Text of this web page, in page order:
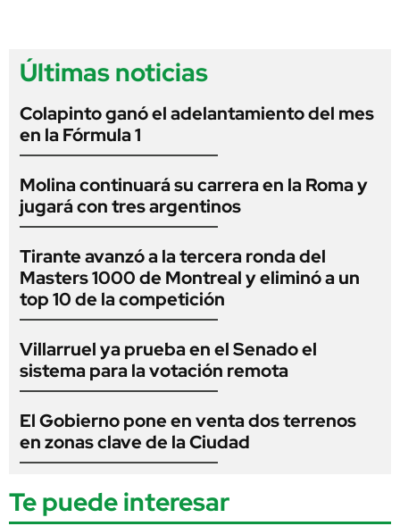
Últimas noticias
Colapinto ganó el adelantamiento del mes
en la Fórmula 1
Molina continuará su carrera en la Roma y
jugará con tres argentinos
Tirante avanzó a la tercera ronda del
Masters 1000 de Montreal y eliminó a un
top 10 de la competición
Villarruel ya prueba en el Senado el
sistema para la votación remota
El Gobierno pone en venta dos terrenos
en zonas clave de la Ciudad
Te puede interesar